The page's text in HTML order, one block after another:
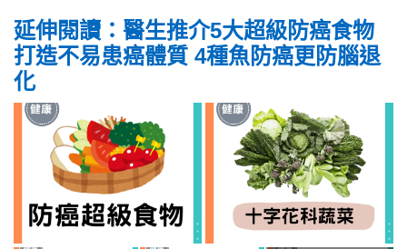
延伸閱讀：醫生推介5大超級防癌食物
打造不易患癌體質 4種魚防癌更防腦退
化